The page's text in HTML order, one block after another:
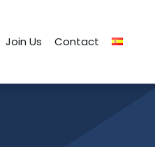
Join Us Contact